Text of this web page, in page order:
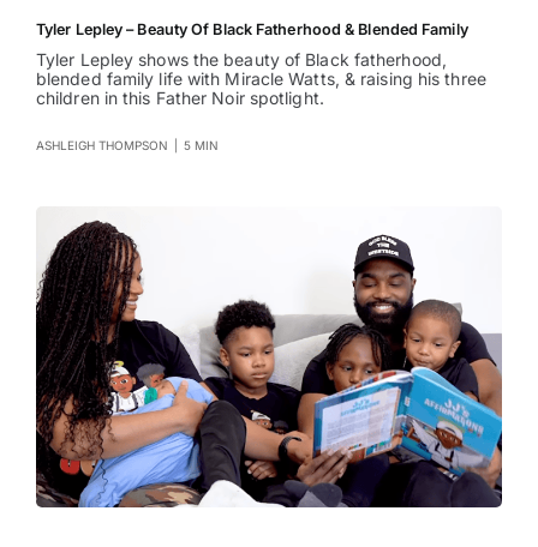
Tyler Lepley – Beauty Of Black Fatherhood & Blended Family
Tyler Lepley shows the beauty of Black fatherhood,
blended family life with Miracle Watts, & raising his three
children in this Father Noir spotlight.
ASHLEIGH THOMPSON 5 MIN